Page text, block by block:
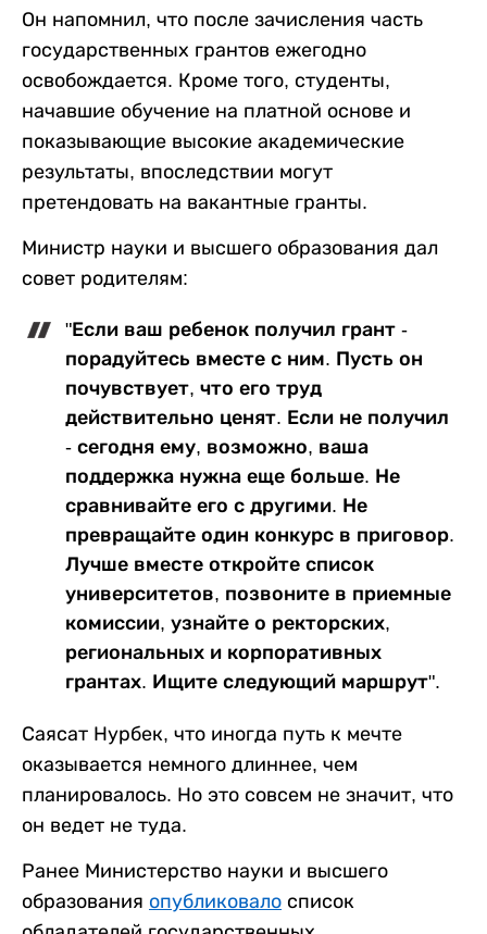
Он напомнил, что после зачисления часть
государственных грантов ежегодно
освобождается. Кроме того, студенты,
начавшие обучение на платной основе и
показывающие высокие академические
результаты, впоследствии могут
претендовать на вакантные гранты.
Министр науки и высшего образования дал
совет родителям:
"Если ваш ребенок получил грант -
порадуйтесь вместе с ним. Пусть он
почувствует, что его труд
действительно ценят. Если не получил
- сегодня ему, возможно, ваша
поддержка нужна еще больше. Не
сравнивайте его с другими. Не
превращайте один конкурс в приговор.
Лучше вместе откройте список
университетов, позвоните в приемные
комиссии, узнайте о ректорских,
региональных и корпоративных
грантах. Ищите следующий маршрут".
Саясат Нурбек, что иногда путь к мечте
оказывается немного длиннее, чем
планировалось. Но это совсем не значит, что
он ведет не туда.
Ранее Министерство науки и высшего
образования опубликовало список